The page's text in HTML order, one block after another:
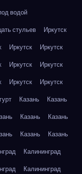
водой
стульев
Иркутск
Иркутск
Иркутск
Иркутск
Иркутск
Иркутск
Иркутск
Казань
Казань
Казань
Казань
Казань
Казань
Калининград
Калининград